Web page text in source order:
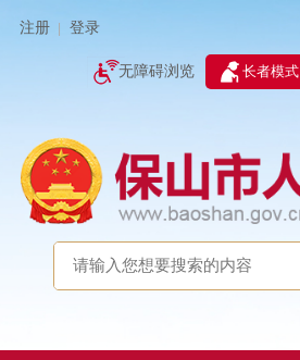
注册 登录
无障碍浏览 长者模式